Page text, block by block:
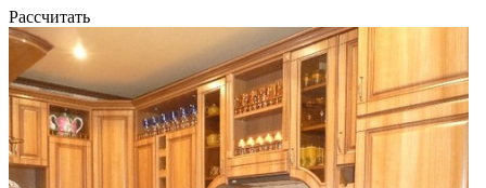
Рассчитать